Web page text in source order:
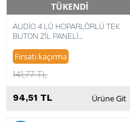
TÜKENDİ
Hızlı Teslimat
AUDİO 4 LÜ HOPARLÖRLÜ TEK
BUTON ZİL PANELİ
Fırsatı kaçırma
141,77 TL
94,51 TL Ürüne Git